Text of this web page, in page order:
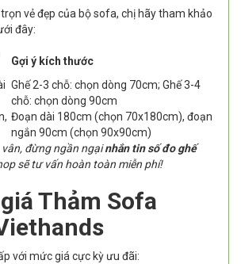
vẻ đẹp của bộ sofa, chị hãy tham khảo
đây:
Gợi ý kích thước
Ghế 2-3 chỗ: chọn dòng 70cm; Ghế 3-4
chỗ: chọn dòng 90cm
Đoạn dài 180cm (chọn 70x180cm), đoạn
ngắn 90cm (chọn 90x90cm)
vân, đừng ngần ngạinhắn tin số đo ghế
sẽ tư vấn hoàn toàn miễn phí!
Thảm Sofa
với mức giá cực kỳ ưu đãi: